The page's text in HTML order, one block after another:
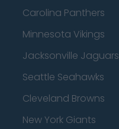
Carolina Panthers
Minnesota Vikings
Jacksonville Jaguars
Seattle Seahawks
Cleveland Browns
New York Giants